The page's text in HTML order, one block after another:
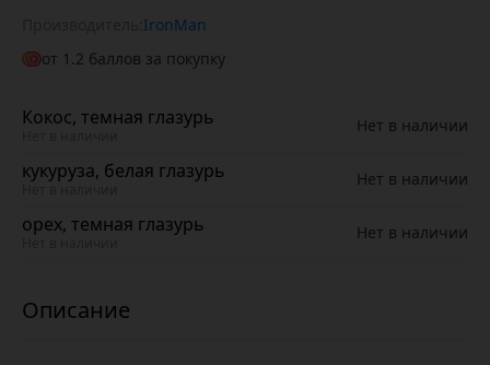
IronMan
от 1.2 баллов за покупку
Кокос, темная глазурь Нет в наличии
кукуруза, белая глазурь Нет в наличии
орех, темная глазурь Нет в наличии